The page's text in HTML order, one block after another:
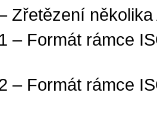
Zřetězení
– Formát rámce
– Formát rámce